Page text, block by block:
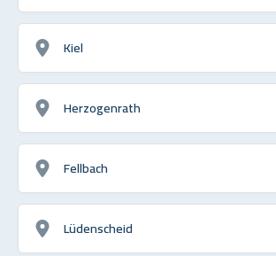
Kiel
Herzogenrath
Fellbach
Lüdenscheid